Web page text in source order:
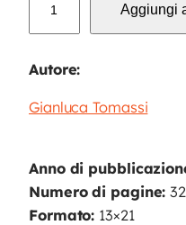
e
t
m
o
n
Aggiungi
Autore:
Gianluca Tomassi
Anno di
Numero di pagine: 32
Formato: 13×21